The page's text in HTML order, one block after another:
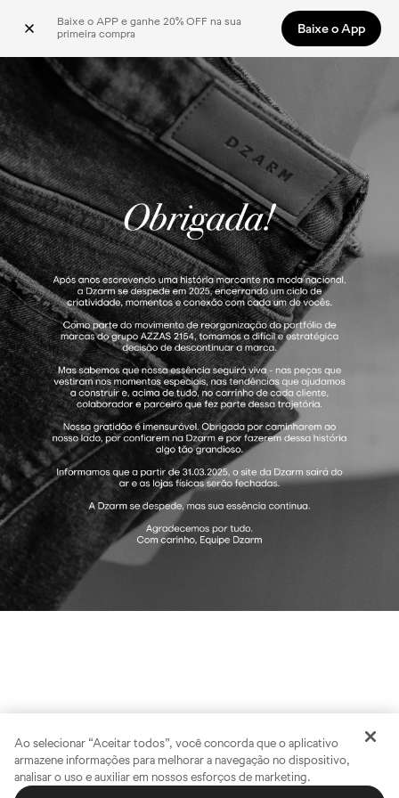
Baixe o APP e ganhe 20% OFF na sua
primeira compra
Baixe o App
Ao selecionar “Aceitar todos”, você concorda que o aplicativo
armazene informações para melhorar a navegação no dispositivo,
analisar o uso e auxiliar em nossos esforços de marketing.